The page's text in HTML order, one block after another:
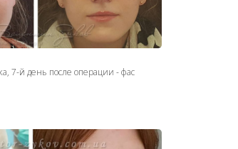
7-й день после операции - фас